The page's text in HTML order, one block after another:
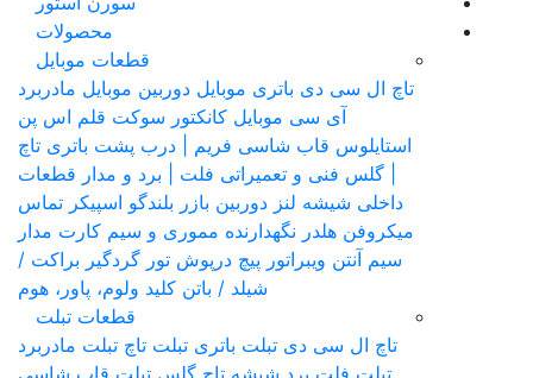
محصولات
قطعات موبایل
تاچ ال سی دی باتری موبایل دوربین موبایل مادربرد
آی سی موبایل کانکتور سوکت قلم اس پن
استایلوس قاب شاسی فریم | درب پشت باتری تاچ
| گلس فنی و تعمیراتی فلت | برد و مدار قطعات
داخلی شیشه لنز دوربین بازر بلندگو اسپیکر تماس
میکروفن هلدر نگهدارنده مموری و سیم کارت مدار
سیم آنتن ویبراتور پیچ درپوش تور گردگیر براکت /
شیلد / باتن کلید ولوم، پاور، هوم
قطعات تبلت
تاچ ال سی دی تبلت باتری تبلت تاچ تبلت مادربرد
تبلت فلت برد شیشه تاچ گلس تبلت قاب شاسی